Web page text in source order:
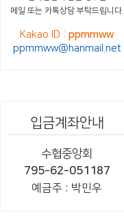
메일 또는 카톡상담 부탁드립니다.
Kakao ID :ppmmww
ppmmww@hanmail.net
입금계좌안내
수협중앙회
795-62-051187
예금주 : 박민우